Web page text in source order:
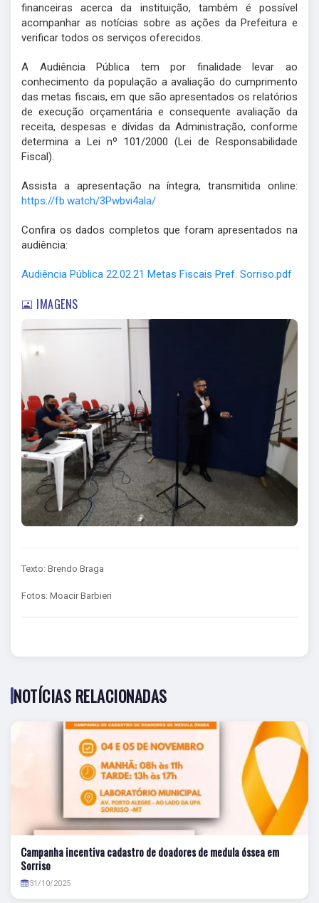
financeiras acerca da instituição, também é possível
acompanhar as notícias sobre as ações da Prefeitura e
verificar todos os serviços oferecidos.
A Audiência Pública tem por finalidade levar ao
conhecimento da população a avaliação do cumprimento
das metas fiscais, em que são apresentados os relatórios
de execução orçamentária e consequente avaliação da
receita, despesas e dívidas da Administração, conforme
determina a Lei nº 101/2000 (Lei de Responsabilidade
Fiscal).
Assista a apresentação na íntegra, transmitida online:
https://fb.watch/3Pwbvi4ala/
Confira os dados completos que foram apresentados na
audiência:
Audiência Pública 22.02.21 Metas Fiscais Pref. Sorriso.pdf
IMAGENS
Texto: Brendo Braga
Fotos: Moacir Barbieri
NOTÍCIAS RELACIONADAS
Campanha incentiva cadastro de doadores de medula óssea em
Sorriso
31/10/2025